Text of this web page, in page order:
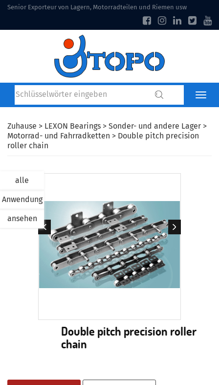
Senior Exporteur von Lagern, Motorradteilen und Riemen usw
Zuhause > LEXON Bearings > Sonder- und andere Lager >
Motorrad- und Fahrradketten > Double pitch precision
roller chain
Double pitch precision roller
chain
alle
Anwendung
ansehen